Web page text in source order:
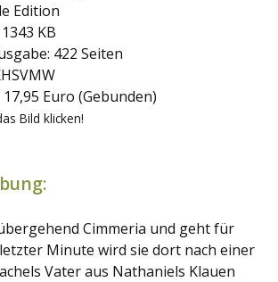
Edition
KB
422 Seiten
Euro (Gebunden)
Bild klicken!
Cimmeria und geht für
Minute wird sie dort nach einer
Vater aus Nathaniels Klauen